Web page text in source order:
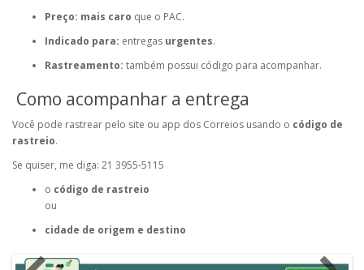
Preço: mais caro que o PAC.
Indicado para: entregas urgentes.
Rastreamento: também possui código para acompanhar.
Como acompanhar a entrega
Você pode rastrear pelo site ou app dos Correios usando o código de
rastreio.
Se quiser, me diga: 21 3955-5115
o código de rastreio
ou
cidade de origem e destino